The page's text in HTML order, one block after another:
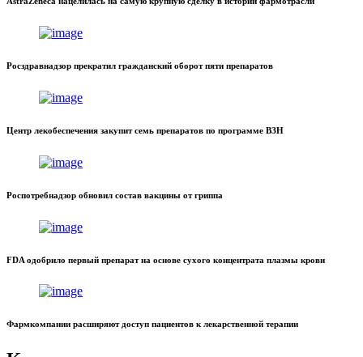
Росздравнадзор прекратил гражданский оборот пяти препаратов
Центр лекобеспечения закупит семь препаратов по программе ВЗН
Роспотребнадзор обновил состав вакцины от гриппа
FDA одобрило первый препарат на основе сухого концентрата плазмы крови
Фармкомпании расширяют доступ пациентов к лекарственной терапии